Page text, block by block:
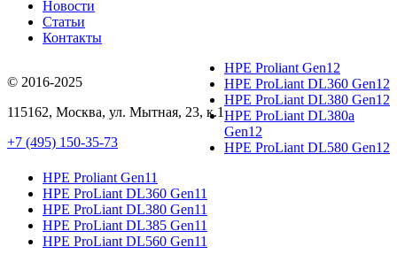
Новости
Статьи
Контакты
© 2016-2025
115162, Москва, ул. Мытная, 23, к.1
+7 (495) 150-35-73
HPE Proliant Gen12
HPE ProLiant DL360 Gen12
HPE ProLiant DL380 Gen12
HPE ProLiant DL380a
Gen12
HPE ProLiant DL580 Gen12
HPE Proliant Gen11
HPE ProLiant DL360 Gen11
HPE ProLiant DL380 Gen11
HPE ProLiant DL385 Gen11
HPE ProLiant DL560 Gen11